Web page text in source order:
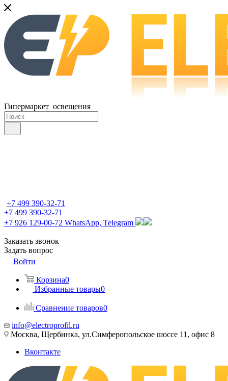
Гипермаркет освещения
+7 499 390-32-71
+7 499 390-32-71
+7 926 129-00-72 WhatsApp, Telegram
Заказать звонок
Задать вопрос
Войти
Корзина0
Избранные товары0
Сравнение товаров0
info@electroprofil.ru
Москва, Щербинка, ул.Симферопольское шоссе 11, офис 8
Вконтакте